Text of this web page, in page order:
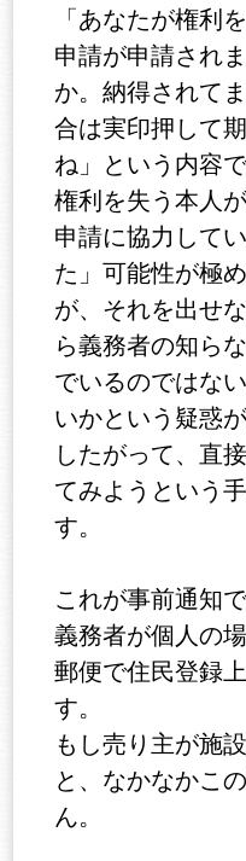
「あなたが権利
申請が申請され
か。納得されて
合は実印押して
ね」という内容で
権利を失う本人
申請に協力して
た」可能性が極
が、それを出せ
ら義務者の知ら
でいるのではな
いかという疑惑
したがって、直
てみようという
す。
これが事前通知で
義務者が個人の
郵便で住民登録
す。
もし売り主が施
と、なかなかこ
ん。